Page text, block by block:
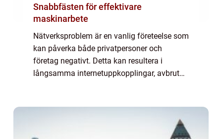
Snabbfästen för effektivare
maskinarbete
Nätverksproblem är en vanlig företeelse som
kan påverka både privatpersoner och
företag negativt. Detta kan resultera i
långsamma internetuppkopplingar, avbrutna